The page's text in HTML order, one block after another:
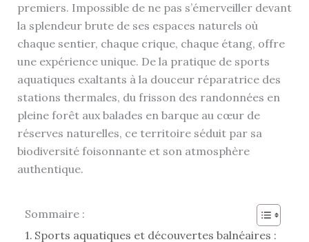
premiers. Impossible de ne pas s’émerveiller devant
la splendeur brute de ses espaces naturels où
chaque sentier, chaque crique, chaque étang, offre
une expérience unique. De la pratique de sports
aquatiques exaltants à la douceur réparatrice des
stations thermales, du frisson des randonnées en
pleine forêt aux balades en barque au cœur de
réserves naturelles, ce territoire séduit par sa
biodiversité foisonnante et son atmosphère
authentique.
Sommaire :
Sports aquatiques et découvertes balnéaires :